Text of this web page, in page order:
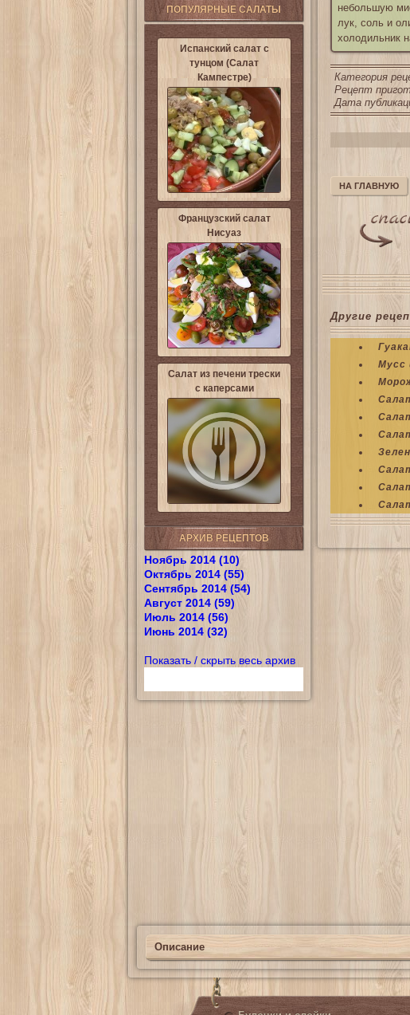
ПОПУЛЯРНЫЕ САЛАТЫ
Испанский салат с
тунцом (Салат
Кампестре)
Французский салат
Нисуаз
Салат из печени трески
с каперсами
АРХИВ РЕЦЕПТОВ
Ноябрь 2014 (10)
Октябрь 2014 (55)
Сентябрь 2014 (54)
Август 2014 (59)
Июль 2014 (56)
Июнь 2014 (32)
Показать / скрыть весь архив
небольшую
лук, соль и
холодильник
Категория
Рецепт
Дата
НА ГЛАВНУЮ
Другие
Мусс
Описание